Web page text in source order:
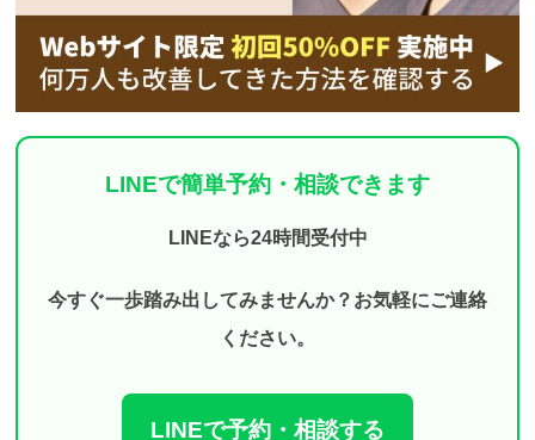
LINEで簡単予約・相談できます
LINEなら24時間受付中
今すぐ一歩踏み出してみませんか？お気軽にご連絡
ください。
LINEで予約・相談する